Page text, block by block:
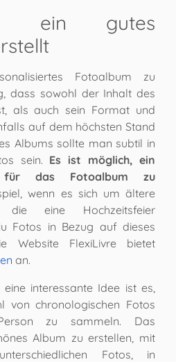
ein gutes
Fotoalbum zu
dass sowohl der Inhalt des
als auch sein Format und
auf dem höchsten Stand
Albums sollte man subtil in
sein. Es ist möglich, ein
für das Fotoalbum zu
wenn es sich um ältere
die eine Hochzeitsfeier
Fotos in Bezug auf dieses
Website FlexiLivre bietet
an.
interessante Idee ist es,
von chronologischen Fotos
zu sammeln. Das
Album zu erstellen, mit
Fotos, in